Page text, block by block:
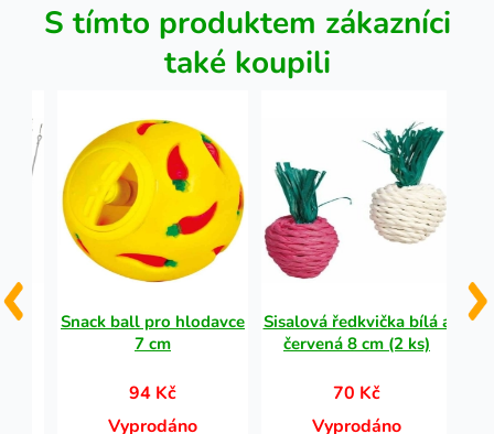
S tímto produktem zákazníci
také koupili
Snack ball pro hlodavce
7 cm
94 Kč
Vyprodáno
Sisalová ředkvička bílá a
červená 8 cm (2 ks)
70 Kč
Vyprodáno